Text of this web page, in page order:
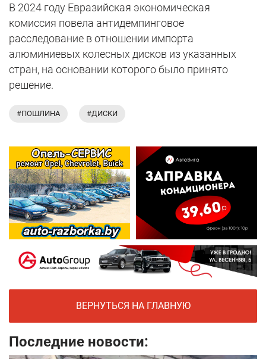
В 2024 году Евразийская экономическая
комиссия повела антидемпинговое
расследование в отношении импорта
алюминиевых колесных дисков из указанных
стран, на основании которого было принято
решение.
#ПОШЛИНА #ДИСКИ
ВЕРНУТЬСЯ НА ГЛАВНУЮ
Последние новости: